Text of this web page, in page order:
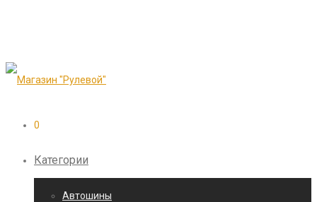
0
Категории
Автошины